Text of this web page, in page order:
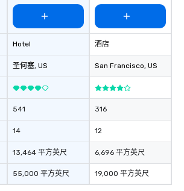
Hotel
圣何塞, US
541
14
13,464 平方英尺
55,000 平方英尺
酒店
San Francisco, US
316
12
6,696 平方英尺
19,000 平方英尺